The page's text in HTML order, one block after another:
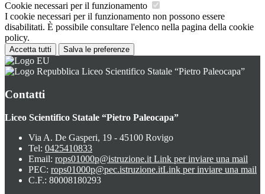
Cookie necessari per il funzionamento
I cookie necessari per il funzionamento non possono essere
disabilitati. È possibile consultare l'elenco nella pagina della cookie
policy.
Accetta tutti Salva le preferenze
Liceo Scientifico Statale “Pietro Paleocapa”
Contatti
Liceo Scientifico Statale “Pietro Paleocapa”
Via A. De Gasperi, 19 - 45100 Rovigo
Tel: 0425410833
Email: rops01000p@istruzione.it Link per inviare una mail
PEC: rops01000p@pec.istruzione.itLink per inviare una mail
C.F.: 80008180293